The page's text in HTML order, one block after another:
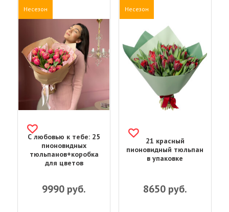
Несезон
С любовью к тебе: 25
пионовидных
тюльпанов+коробка
для цветов
9990 руб.
Несезон
21 красный
пионовидный тюльпан
в упаковке
8650руб.